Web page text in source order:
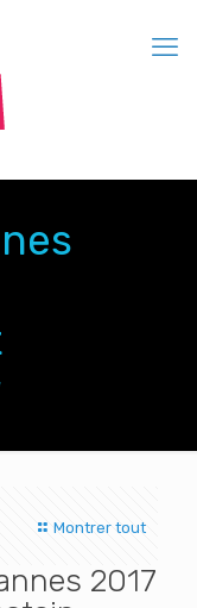
Montrer tout
2017